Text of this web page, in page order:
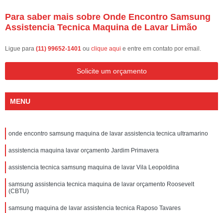
Para saber mais sobre Onde Encontro Samsung
Assistencia Tecnica Maquina de Lavar Limão
Ligue para (11) 99652-1401 ou clique aqui e entre em contato por email.
Solicite um orçamento
MENU
onde encontro samsung maquina de lavar assistencia tecnica ultramarino
assistencia maquina lavar orçamento Jardim Primavera
assistencia tecnica samsung maquina de lavar Vila Leopoldina
samsung assistencia tecnica maquina de lavar orçamento Roosevelt
(CBTU)
samsung maquina de lavar assistencia tecnica Raposo Tavares